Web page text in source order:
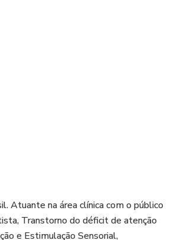
Atuante na área clínica com o público
Transtorno do déficit de atenção
e Estimulação Sensorial,